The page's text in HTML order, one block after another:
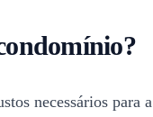
necessários